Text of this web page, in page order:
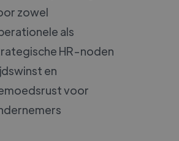
zowel
als
HR-noden
en
voor